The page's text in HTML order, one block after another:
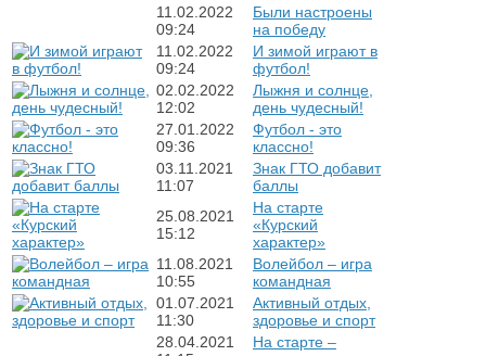
11.02.2022
09:24
Были настроены
на победу
11.02.2022
09:24
И зимой играют в
футбол!
02.02.2022
12:02
Лыжня и солнце,
день чудесный!
27.01.2022
09:36
Футбол - это
классно!
03.11.2021
11:07
Знак ГТО добавит
баллы
25.08.2021
15:12
На старте
«Курский
характер»
11.08.2021
10:55
Волейбол – игра
командная
01.07.2021
11:30
Активный отдых,
здоровье и спорт
28.04.2021
На старте –